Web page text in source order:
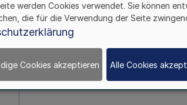
werden Cookies verwendet. Sie können
die für die Verwendung der Seite
Cookies akzeptieren Alle Cookies